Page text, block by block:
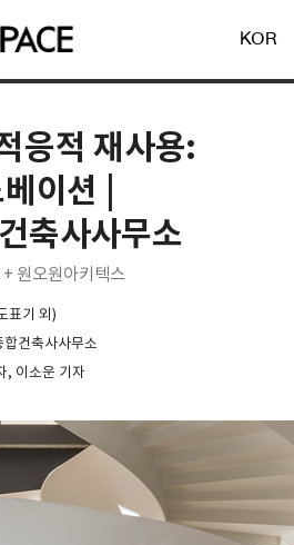
회원가입
로그인
KOR
응적 재사용:
이션 |
축사사무소
원오원아키텍스
표기 외)
합건축사사무소
, 이소운 기자